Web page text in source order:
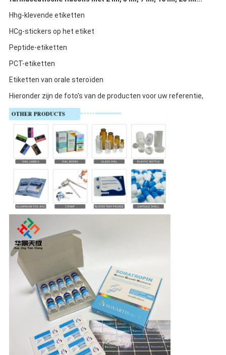
Hhg-klevende etiketten
HCg-stickers op het etiket
Peptide-etiketten
PCT-etiketten
Etiketten van orale steroïden
Hieronder zijn de foto's van de producten voor uw referentie,